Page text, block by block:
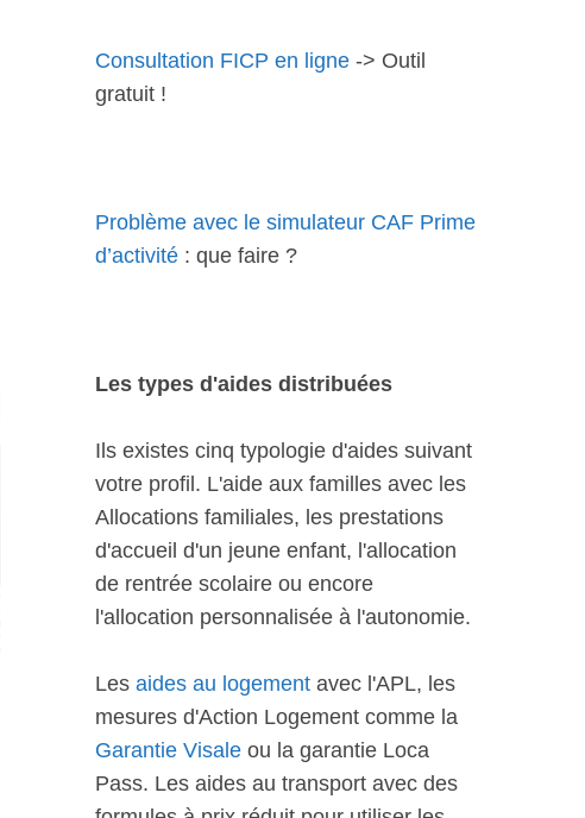
Consultation FICP en ligne -> Outil
gratuit !
Problème avec le simulateur CAF Prime
d’activité : que faire ?
Les types d'aides distribuées
Ils existes cinq typologie d'aides suivant
votre profil. L'aide aux familles avec les
Allocations familiales, les prestations
d'accueil d'un jeune enfant, l'allocation
de rentrée scolaire ou encore
l'allocation personnalisée à l'autonomie.
Les aides au logement avec l'APL, les
mesures d'Action Logement comme la
Garantie Visale ou la garantie Loca
Pass. Les aides au transport avec des